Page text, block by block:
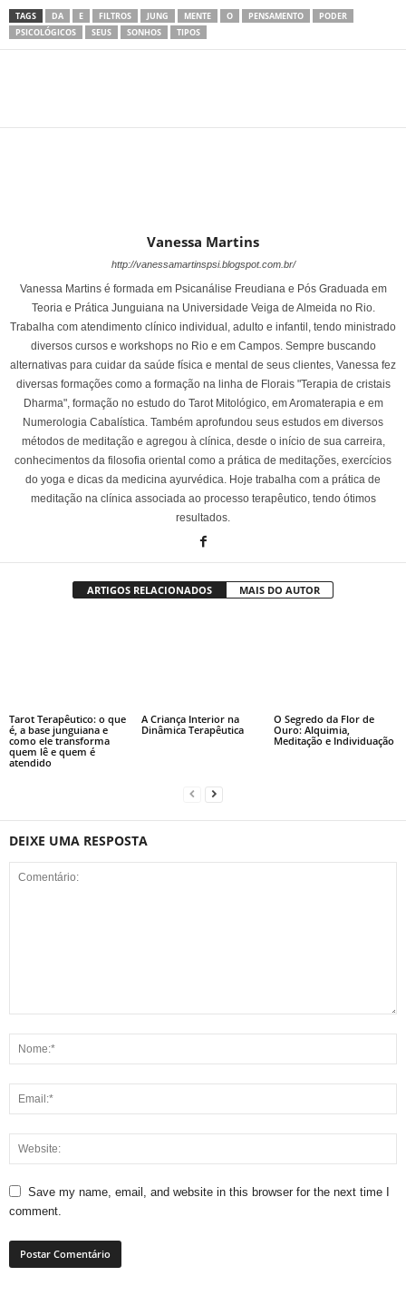
TAGS DA E FILTROS JUNG MENTE O PENSAMENTO
PODER
PSICOLÓGICOS
SEUS SONHOS TIPOS
Vanessa Martins
http://vanessamartinspsi.blogspot.com.br/
Vanessa Martins é formada em Psicanálise Freudiana e Pós Graduada em
Teoria e Prática Junguiana na Universidade Veiga de Almeida no Rio.
Trabalha com atendimento clínico individual, adulto e infantil, tendo ministrado
diversos cursos e workshops no Rio e em Campos. Sempre buscando
alternativas para cuidar da saúde física e mental de seus clientes, Vanessa fez
diversas formações como a formação na linha de Florais "Terapia de cristais
Dharma", formação no estudo do Tarot Mitológico, em Aromaterapia e em
Numerologia Cabalística. Também aprofundou seus estudos em diversos
métodos de meditação e agregou à clínica, desde o início de sua carreira,
conhecimentos da filosofia oriental como a prática de meditações, exercícios
do yoga e dicas da medicina ayurvédica. Hoje trabalha com a prática de
meditação na clínica associada ao processo terapêutico, tendo ótimos
resultados.
ARTIGOS RELACIONADOS MAIS DO AUTOR
Tarot Terapêutico: o que
é, a base junguiana e
como ele transforma
quem lê e quem é
atendido
A Criança Interior na
Dinâmica Terapêutica
O Segredo da Flor de
Ouro: Alquimia,
Meditação e Individuação
DEIXE UMA RESPOSTA
Save my name, email, and website in this browser for the next time I
comment.